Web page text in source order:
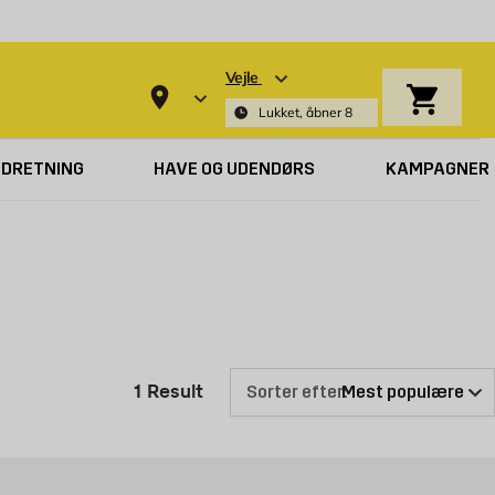
Vejle
Lukket, åbner 8
HAVE OG UDENDØRS KAMPAGNER
1 ResultProduktliste er opdateret: 1
Sorter efter: